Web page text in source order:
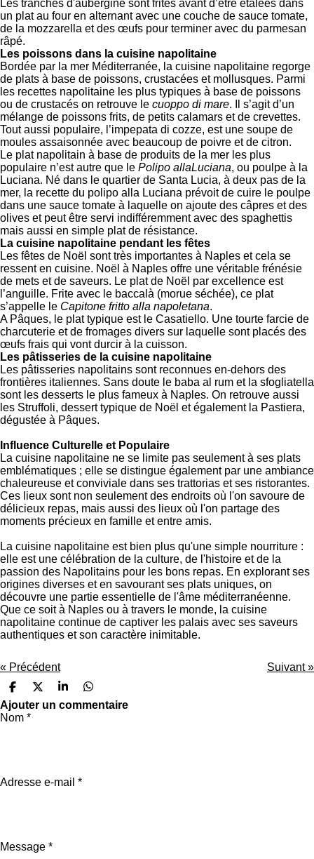
Les tranches d'aubergine sont frites avant d’être étalées dans
un plat au four en alternant avec une couche de sauce tomate,
de la mozzarella et des œufs pour terminer avec du parmesan
râpé.
Les poissons dans la cuisine napolitaine
Bordée par la mer Méditerranée, la cuisine napolitaine regorge
de plats à base de poissons, crustacées et mollusques. Parmi
les recettes napolitaine les plus typiques à base de poissons
ou de crustacés on retrouve le cuoppo di mare. Il s’agit d’un
mélange de poissons frits, de petits calamars et de crevettes.
Tout aussi populaire, l’impepata di cozze, est une soupe de
moules assaisonnée avec beaucoup de poivre et de citron.
Le plat napolitain à base de produits de la mer les plus
populaire n’est autre que le Polipo allaLuciana, ou poulpe à la
Luciana. Né dans le quartier de Santa Lucia, à deux pas de la
mer, la recette du polipo alla Luciana prévoit de cuire le poulpe
dans une sauce tomate à laquelle on ajoute des câpres et des
olives et peut être servi indifféremment avec des spaghettis
mais aussi en simple plat de résistance.
La cuisine napolitaine pendant les fêtes
Les fêtes de Noël sont très importantes à Naples et cela se
ressent en cuisine. Noël à Naples offre une véritable frénésie
de mets et de saveurs. Le plat de Noël par excellence est
l’anguille. Frite avec le baccalà (morue séchée), ce plat
s’appelle le Capitone fritto alla napoletana.
A Pâques, le plat typique est le Casatiello. Une tourte farcie de
charcuterie et de fromages divers sur laquelle sont placés des
œufs frais qui vont durcir à la cuisson.
Les pâtisseries de la cuisine napolitaine
Les pâtisseries napolitains sont reconnues en-dehors des
frontières italiennes. Sans doute le baba al rum et la sfogliatella
sont les desserts le plus fameux à Naples. On retrouve aussi
les Struffoli, dessert typique de Noël et également la Pastiera,
dégustée à Pâques.
Influence Culturelle et Populaire
La cuisine napolitaine ne se limite pas seulement à ses plats
emblématiques ; elle se distingue également par une ambiance
chaleureuse et conviviale dans ses trattorias et ses ristorantes.
Ces lieux sont non seulement des endroits où l'on savoure de
délicieux repas, mais aussi des lieux où l'on partage des
moments précieux en famille et entre amis.
La cuisine napolitaine est bien plus qu'une simple nourriture :
elle est une célébration de la culture, de l'histoire et de la
passion des Napolitains pour les bons repas. En explorant ses
origines diverses et en savourant ses plats uniques, on
découvre une partie essentielle de l'âme méditerranéenne.
Que ce soit à Naples ou à travers le monde, la cuisine
napolitaine continue de captiver les palais avec ses saveurs
authentiques et son caractère inimitable.
« Précédent Suivant»
P
a
r
t
P
a
P
a
P
a
Ajouter un commentaire
Nom *
Adresse e-mail *
Message *